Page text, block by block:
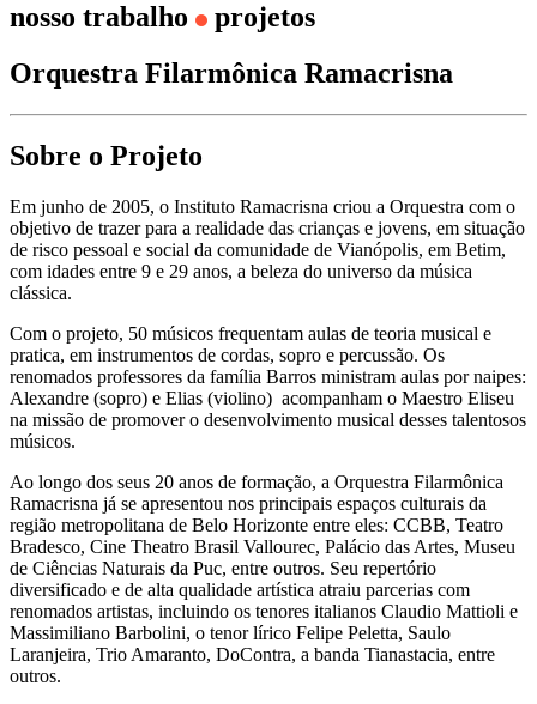
nosso trabalho
projetos
Orquestra Filarmônica Ramacrisna
Sobre o Projeto
Em junho de 2005, o Instituto Ramacrisna criou a Orquestra com o
objetivo de trazer para a realidade das crianças e jovens, em situação
de risco pessoal e social da comunidade de Vianópolis, em Betim,
com idades entre 9 e 29 anos, a beleza do universo da música
clássica.
Com o projeto, 50 músicos frequentam aulas de teoria musical e
pratica, em instrumentos de cordas, sopro e percussão. Os
renomados professores da família Barros ministram aulas por naipes:
Alexandre (sopro) e Elias (violino) acompanham o Maestro Eliseu
na missão de promover o desenvolvimento musical desses talentosos
músicos.
Ao longo dos seus 20 anos de formação, a Orquestra Filarmônica
Ramacrisna já se apresentou nos principais espaços culturais da
região metropolitana de Belo Horizonte entre eles: CCBB, Teatro
Bradesco, Cine Theatro Brasil Vallourec, Palácio das Artes, Museu
de Ciências Naturais da Puc, entre outros. Seu repertório
diversificado e de alta qualidade artística atraiu parcerias com
renomados artistas, incluindo os tenores italianos Claudio Mattioli e
Massimiliano Barbolini, o tenor lírico Felipe Peletta, Saulo
Laranjeira, Trio Amaranto, DoContra, a banda Tianastacia, entre
outros.